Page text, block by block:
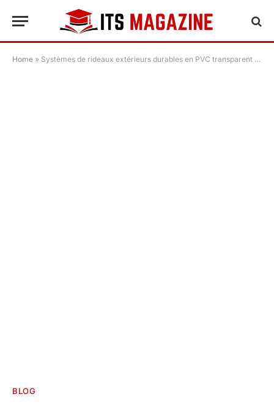
Home » Systèmes de rideaux extérieurs durables en PVC transparent pour une protection toute l’année
BLOG